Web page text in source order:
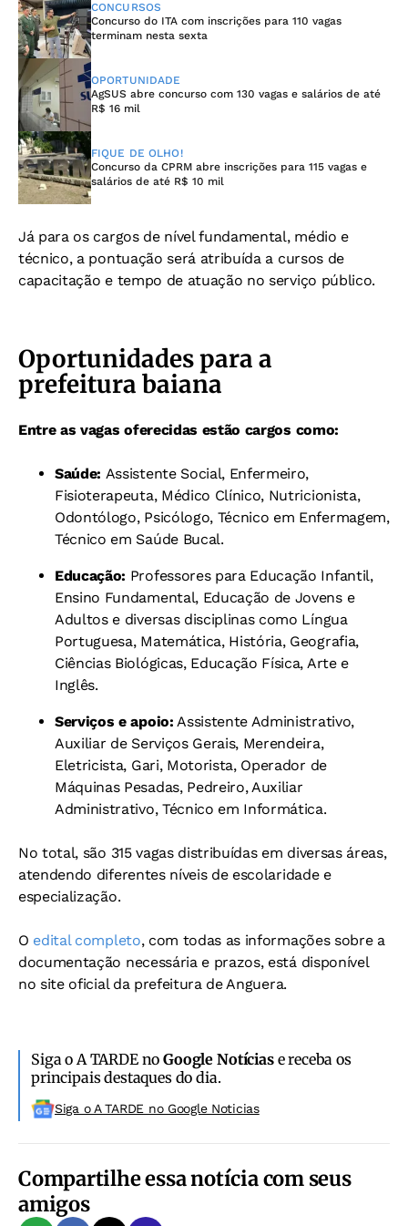
CONCURSOS
Concurso do ITA com inscrições para 110 vagas
terminam nesta sexta
OPORTUNIDADE
AgSUS abre concurso com 130 vagas e salários de até
R$ 16 mil
FIQUE DE OLHO!
Concurso da CPRM abre inscrições para 115 vagas e
salários de até R$ 10 mil
Já para os cargos de nível fundamental, médio e
técnico, a pontuação será atribuída a cursos de
capacitação e tempo de atuação no serviço público.
Oportunidades para a
prefeitura baiana
Entre as vagas oferecidas estão cargos como:
Saúde: Assistente Social, Enfermeiro,
Fisioterapeuta, Médico Clínico, Nutricionista,
Odontólogo, Psicólogo, Técnico em Enfermagem,
Técnico em Saúde Bucal.
Educação: Professores para Educação Infantil,
Ensino Fundamental, Educação de Jovens e
Adultos e diversas disciplinas como Língua
Portuguesa, Matemática, História, Geografia,
Ciências Biológicas, Educação Física, Arte e
Inglês.
Serviços e apoio: Assistente Administrativo,
Auxiliar de Serviços Gerais, Merendeira,
Eletricista, Gari, Motorista, Operador de
Máquinas Pesadas, Pedreiro, Auxiliar
Administrativo, Técnico em Informática.
No total, são 315 vagas distribuídas em diversas áreas,
atendendo diferentes níveis de escolaridade e
especialização.
O edital completo, com todas as informações sobre a
documentação necessária e prazos, está disponível
no site oficial da prefeitura de Anguera.
Siga o A TARDE noGoogle Notíciase receba os
principais destaques do dia.
Siga o A TARDE no Google Noticias
Compartilhe essa notícia com seus
amigos